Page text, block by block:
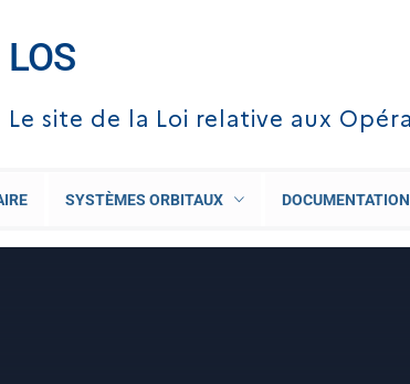
LOS
Le site de la Loi relative aux
SYSTÈMES ORBITAUX DOCUMENTATION